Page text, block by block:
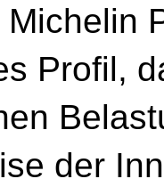
Profil,
der